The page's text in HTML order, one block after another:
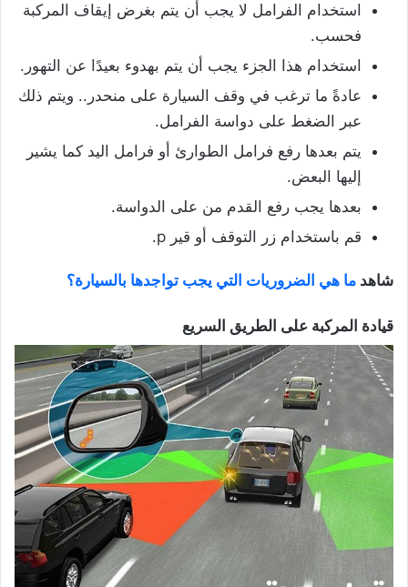
استخدام الفرامل لا يجب أن يتم بغرض إيقاف المركبة
فحسب.
استخدام هذا الجزء يجب أن يتم بهدوء بعيدًا عن التهور.
عادةً ما ترغب في وقف السيارة على منحدر.. ويتم ذلك
عبر الضغط على دواسة الفرامل.
يتم بعدها رفع فرامل الطوارئ أو فرامل اليد كما يشير
إليها البعض.
بعدها يجب رفع القدم من على الدواسة.
قم باستخدام زر التوقف أو قير p.
شاهد ما هي الضروريات التي يجب تواجدها بالسيارة؟
قيادة المركبة على الطريق السريع